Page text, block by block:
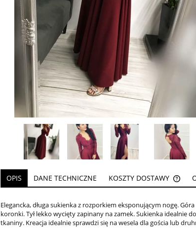
OPIS DANE TECHNICZNE KOSZTY DOSTAWY
Elegancka, długa sukienka z rozporkiem eksponującym nogę.
koronki. Tył lekko wycięty zapinany na zamek. Sukienka idealnie
tkaniny. Kreacja idealnie sprawdzi się na wesela dla gościa lub